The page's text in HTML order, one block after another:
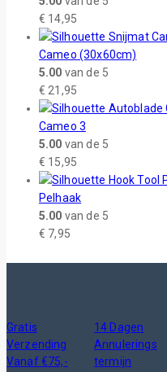
€ 14,95
Cameo (30x60cm)
5.00 van de 5
€ 21,95
Cameo 3
5.00 van de 5
€ 15,95
Pelhaak
5.00 van de 5
€ 7,95
Gratis
Verzending
Vanaf €75,-
14 Dagen
Annulerings
termijn